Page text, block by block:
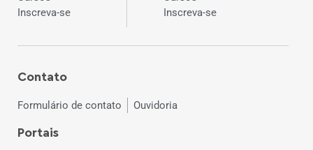
Inscreva-se
Inscreva-se
Contato
Formulário de contato Ouvidoria
Portais